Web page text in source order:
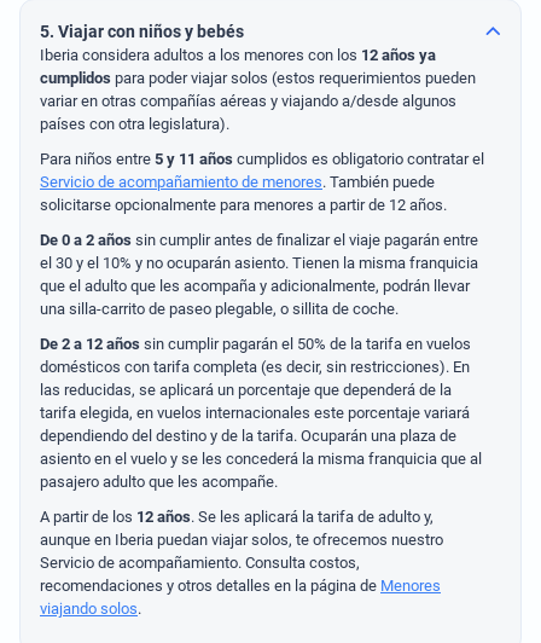
5. Viajar con niños y bebés
Iberia considera adultos a los menores con los 12 años ya
cumplidos para poder viajar solos (estos requerimientos pueden
variar en otras compañías aéreas y viajando a/desde algunos
países con otra legislatura).
Para niños entre 5 y 11 años cumplidos es obligatorio contratar el
Servicio de acompañamiento de menores. También puede
solicitarse opcionalmente para menores a partir de 12 años.
De 0 a 2 años sin cumplir antes de finalizar el viaje pagarán entre
el 30 y el 10% y no ocuparán asiento. Tienen la misma franquicia
que el adulto que les acompaña y adicionalmente, podrán llevar
una silla-carrito de paseo plegable, o sillita de coche.
De 2 a 12 años sin cumplir pagarán el 50% de la tarifa en vuelos
domésticos con tarifa completa (es decir, sin restricciones). En
las reducidas, se aplicará un porcentaje que dependerá de la
tarifa elegida, en vuelos internacionales este porcentaje variará
dependiendo del destino y de la tarifa. Ocuparán una plaza de
asiento en el vuelo y se les concederá la misma franquicia que al
pasajero adulto que les acompañe.
A partir de los 12 años. Se les aplicará la tarifa de adulto y,
aunque en Iberia puedan viajar solos, te ofrecemos nuestro
Servicio de acompañamiento. Consulta costos,
recomendaciones y otros detalles en la página de Menores
viajando solos.